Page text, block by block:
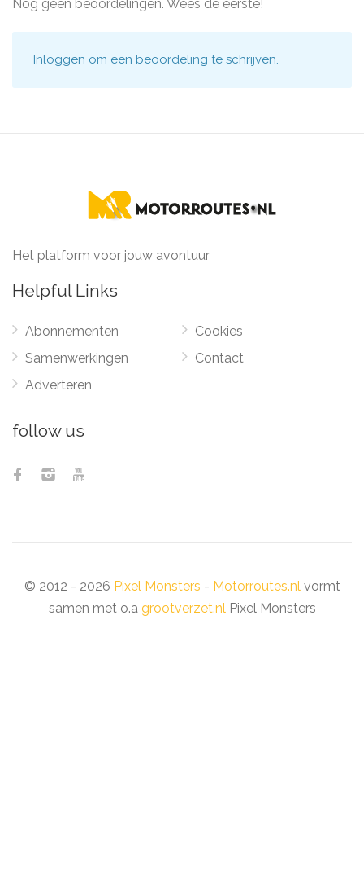
Nog geen beoordelingen. Wees de eerste!
Inloggen om een beoordeling te schrijven.
Het platform voor jouw avontuur
Helpful Links
Abonnementen
Samenwerkingen
Adverteren
Cookies
Contact
follow us
© 2012 - 2026 Pixel Monsters - Motorroutes.nlvormt
samen met o.a grootverzet.nlPixel Monsters